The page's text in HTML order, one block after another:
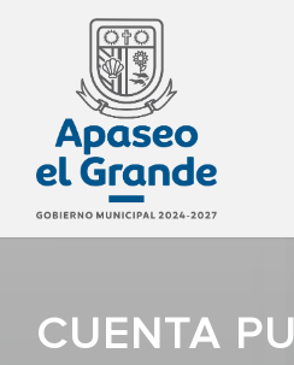
CUENTA